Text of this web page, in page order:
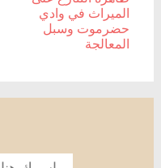
الميراث في وادي
حضرموت وسبل
المعالجة
الاسم